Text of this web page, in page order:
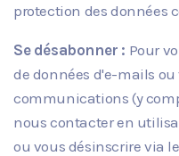
protection des données
Se désabonner : Pour
de données d'e-mails ou
communications (y
nous contacter en
ou vous désinscrire via